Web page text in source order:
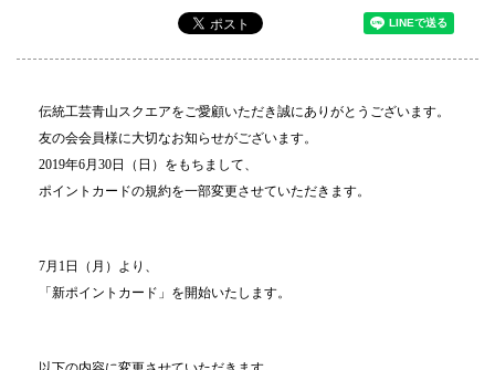
伝統工芸青山スクエアをご愛顧いただき誠にありがとうございます。
友の会会員様に大切なお知らせがございます。
2019年6月30日（日）をもちまして、
ポイントカードの規約を一部変更させていただきます。
7月1日（月）より、
「新ポイントカード」を開始いたします。